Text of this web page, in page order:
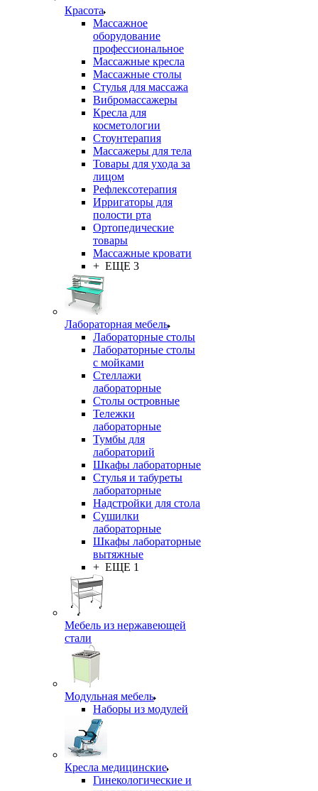
Красота
Массажное
оборудование
профессиональное
Массажные кресла
Массажные столы
Стулья для массажа
Вибромассажеры
Кресла для
косметологии
Стоунтерапия
Массажеры для тела
Товары для ухода за
лицом
Рефлексотерапия
Ирригаторы для
полости рта
Ортопедические
товары
Массажные кровати
+ ЕЩЕ 3
Лабораторная мебель
Лабораторные столы
Лабораторные столы
с мойками
Стеллажи
лабораторные
Столы островные
Тележки
лабораторные
Тумбы для
лабораторий
Шкафы лабораторные
Стулья и табуреты
лабораторные
Надстройки для стола
Сушилки
лабораторные
Шкафы лабораторные
вытяжные
+ ЕЩЕ 1
Мебель из нержавеющей
стали
Модульная мебель
Наборы из модулей
Кресла медицинские
Гинекологические и